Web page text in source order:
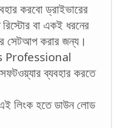
করবো ড্রাইভারের
বা একই ধরনের
সেটআপ করার জন্য।
Professional
ব্যবহার করতে
লিংক হতে ডাউন লোড